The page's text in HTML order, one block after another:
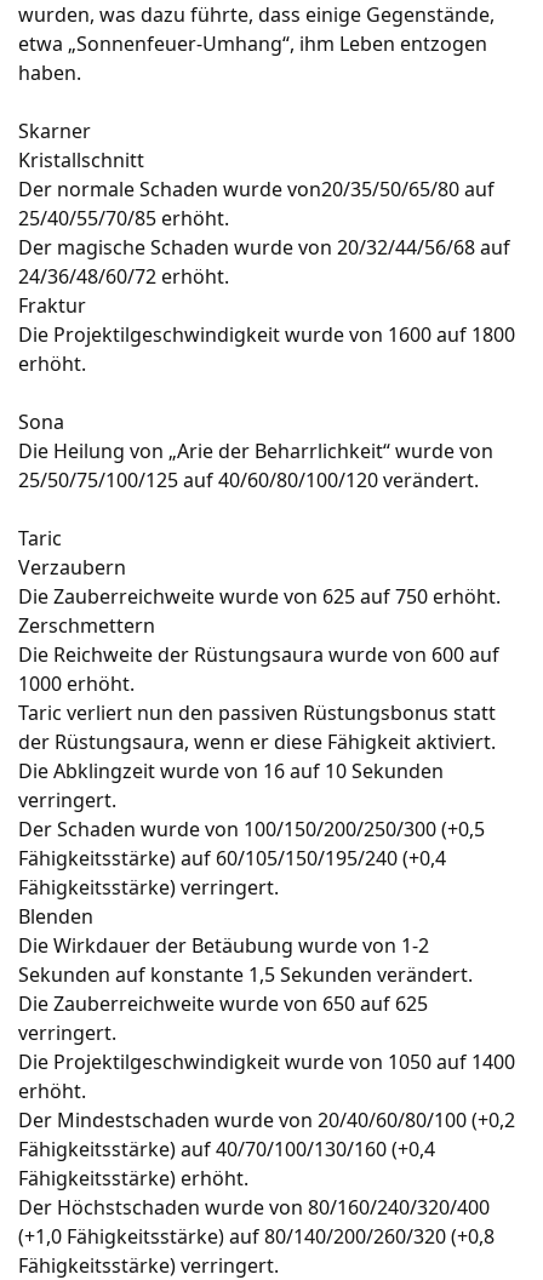
wurden, was dazu führte, dass einige Gegenstände,
etwa „Sonnenfeuer-Umhang“, ihm Leben entzogen
haben.
Skarner
Kristallschnitt
Der normale Schaden wurde von20/35/50/65/80 auf
25/40/55/70/85 erhöht.
Der magische Schaden wurde von 20/32/44/56/68 auf
24/36/48/60/72 erhöht.
Fraktur
Die Projektilgeschwindigkeit wurde von 1600 auf 1800
erhöht.
Sona
Die Heilung von „Arie der Beharrlichkeit“ wurde von
25/50/75/100/125 auf 40/60/80/100/120 verändert.
Taric
Verzaubern
Die Zauberreichweite wurde von 625 auf 750 erhöht.
Zerschmettern
Die Reichweite der Rüstungsaura wurde von 600 auf
1000 erhöht.
Taric verliert nun den passiven Rüstungsbonus statt
der Rüstungsaura, wenn er diese Fähigkeit aktiviert.
Die Abklingzeit wurde von 16 auf 10 Sekunden
verringert.
Der Schaden wurde von 100/150/200/250/300 (+0,5
Fähigkeitsstärke) auf 60/105/150/195/240 (+0,4
Fähigkeitsstärke) verringert.
Blenden
Die Wirkdauer der Betäubung wurde von 1-2
Sekunden auf konstante 1,5 Sekunden verändert.
Die Zauberreichweite wurde von 650 auf 625
verringert.
Die Projektilgeschwindigkeit wurde von 1050 auf 1400
erhöht.
Der Mindestschaden wurde von 20/40/60/80/100 (+0,2
Fähigkeitsstärke) auf 40/70/100/130/160 (+0,4
Fähigkeitsstärke) erhöht.
Der Höchstschaden wurde von 80/160/240/320/400
(+1,0 Fähigkeitsstärke) auf 80/140/200/260/320 (+0,8
Fähigkeitsstärke) verringert.